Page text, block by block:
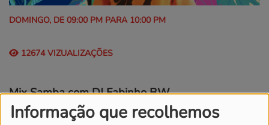
Informação que recolhemos
DOMINGO, DE 09:00 PM PARA 10:00 PM
12674 VIZUALIZAÇÕES
Mix Samba com DJ Fabinho BW
Acabamos o fim de semana com DJ Fabinho BW e as suas